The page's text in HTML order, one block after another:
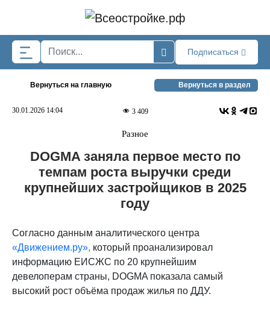
Подписаться
Вернуться на главную Вернуться в раздел
30.01.2026 14:04 3 409
Разное
DOGMA заняла первое место по
темпам роста выручки среди
крупнейших застройщиков в 2025
году
Согласно данным аналитического центра
«Движением.ру», который проанализировал
информацию ЕИСЖС по 20 крупнейшим
девелоперам страны, DOGMA показала самый
высокий рост объёма продаж жилья по ДДУ.